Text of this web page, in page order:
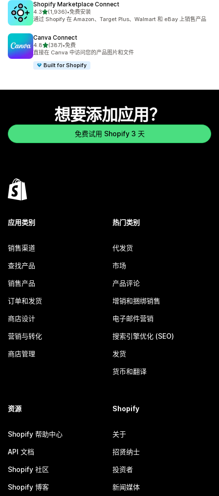
Shopify Marketplace Connect
4.3星（满分 5 星）
(1,936)
总共 1936 条评论
•免费安装
通过 Shopify 在 Amazon、Target Plus、Walmart 和 eBay 上销售产品
Canva Connect
4.8星（满分 5 星）
(387)
总共 387 条评论
•免费
直接在 Canva 中访问您的产品图片和文件
Built for Shopify
想要添加应用？
免费试用 Shopify 3 天
应用类别
销售渠道
查找产品
销售产品
订单和发货
商店设计
营销与转化
商店管理
热门类别
代发货
市场
产品评论
增销和捆绑销售
电子邮件营销
搜索引擎优化 (SEO)
发货
货币和翻译
资源
Shopify 帮助中心
API 文档
Shopify 社区
Shopify 博客
Shopify
关于
招贤纳士
投资者
新闻媒体